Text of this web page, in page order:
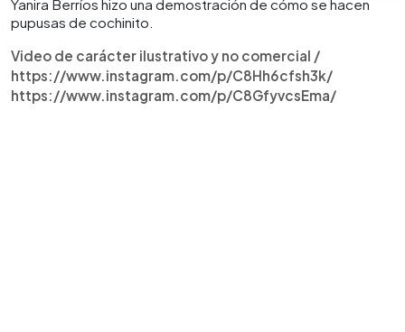
Yanira Berríos hizo una demostración de cómo se hacen
pupusas de cochinito.
Video de carácter ilustrativo y no comercial /
https://www.instagram.com/p/C8Hh6cfsh3k/
https://www.instagram.com/p/C8GfyvcsEma/